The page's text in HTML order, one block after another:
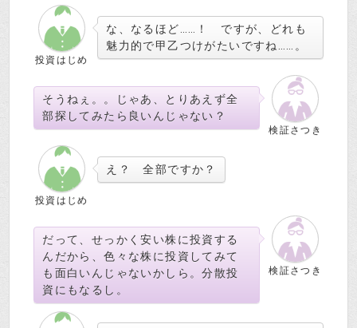
投資はじめ
な、なるほど……！ ですが、どれも
魅力的で甲乙つけがたいですね……。
検証さつき
そうねぇ。。じゃあ、とりあえず全
部探してみたら良いんじゃない？
投資はじめ
え？ 全部ですか？
検証さつき
だって、せっかく安い株に投資する
んだから、色々な株に投資してみて
も面白いんじゃないかしら。分散投
資にもなるし。